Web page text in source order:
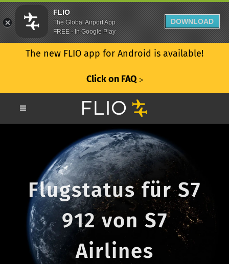
The new FLIO app for Android is available!
Click on FAQ ᐳ
Flugstatus für S7
912 von S7
Airlines
FLIO
The Global Airport App
FREE - In Google Play
DOWNLOAD